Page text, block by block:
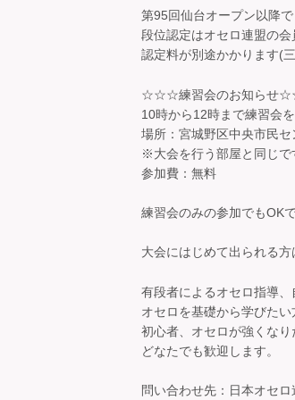
第95回仙台オープン以降
段位認定はオセロ連盟の
認定料が別途かかります(
☆☆☆練習会のお知らせ
10時から12時まで練習会を
場所：宮城野区中央市民
※大会を行う部屋と同じで
参加費：無料
練習会のみの参加でもOKで
大会にはじめて出られる
有段者によるオセロ指導、
オセロを基礎から学びたい
初心者、オセロが強くな
どなたでも歓迎します。
問い合わせ先：日本オセ